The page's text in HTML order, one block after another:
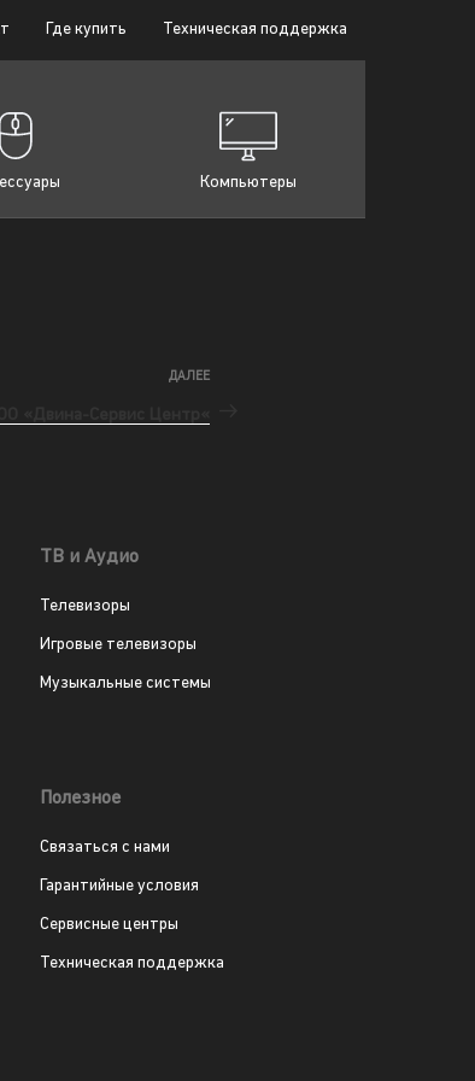
Где купить Техническая поддержка
Компьютеры
ДАЛЕЕ
ТВ и Аудио
Телевизоры
Игровые телевизоры
Музыкальные системы
Полезное
Связаться с нами
Гарантийные условия
Сервисные центры
Техническая поддержка